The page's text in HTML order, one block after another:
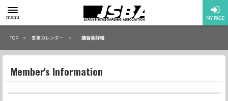
toggle
menu
menu MY PAGE
TOP 事業カレンダー 講習会詳細
Member's Information